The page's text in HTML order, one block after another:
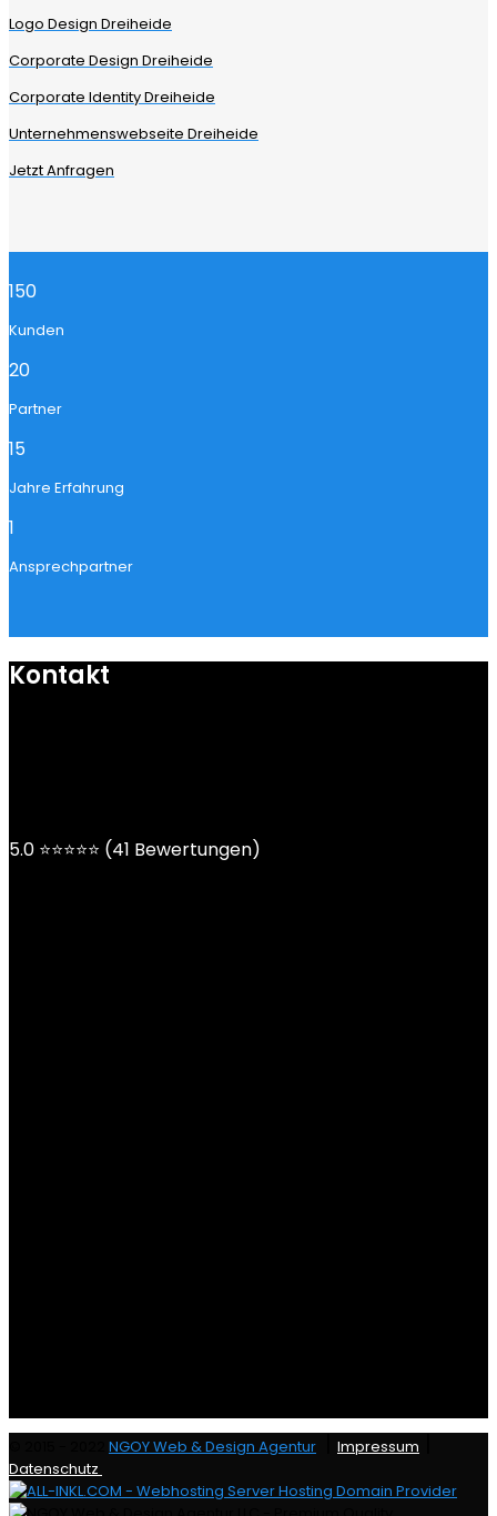
Logo Design Dreiheide
Corporate Design Dreiheide
Corporate Identity Dreiheide
Unternehmenswebseite Dreiheide
Jetzt Anfragen
150
Kunden
20
Partner
15
Jahre Erfahrung
1
Ansprechpartner
Kontakt
5.0 ⭐⭐⭐⭐⭐ (41 Bewertungen)
NGOY Web & Design Agentur Impressum
Datenschutz